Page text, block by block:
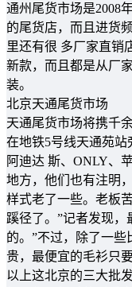
通州尾货市场是2008
的尾货店，而且进货
里还有很 多厂家直销
新款，而且都是从厂
装。
北京天通尾货市场
天通尾货市场将携千
在地铁5号线天通苑
阿迪达 斯、ONLY、
地方，他们也有注明
样式老了一些。老板
蹊径了。”记者发现
的。”不过，除了一
贵，最便宜的毛衫只
以上这北京的三大批